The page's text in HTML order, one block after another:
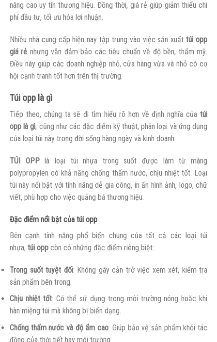
nâng cao uy tín thương hiệu. Đồng thời, giá rẻ giúp giảm thiểu chi
phí đầu tư, tối ưu hóa lợi nhuận.
Nhiều nhà cung cấp hiện nay tập trung vào việc sản xuấttúi opp
giá rẻ nhưng vẫn đảm bảo các tiêu chuẩn về độ bền, thẩm mỹ.
Điều này giúp các doanh nghiệp nhỏ, cửa hàng vừa và nhỏ có cơ
hội cạnh tranh tốt hơn trên thị trường.
Túi opp là gì
Tiếp theo, chúng ta sẽ đi tìm hiểu rõ hơn về định nghĩa của túi
opp là gì, cũng như các đặc điểm kỹ thuật, phân loại và ứng dụng
của loại túi này trong đời sống hàng ngày và kinh doanh.
TÚI OPPlà loại túi nhựa trong suốt được làm từ màng
polypropylen có khả năng chống thấm nước, chịu nhiệt tốt. Loại
túi này nổi bật với tính năng dễ gia công, in ấn hình ảnh, logo, chữ
viết, phù hợp cho việc quảng bá thương hiệu.
Đặc điểm nổi bật của túi opp
Bên cạnh tính năng phổ biến chung của tất cả các loại túi
nhựa, túi opp còn có những đặc điểm riêng biệt:
Trong suốt tuyệt đối: Không gây cản trở việc xem xét, kiểm tra
sản phẩm bên trong.
Chịu nhiệt tốt: Có thể sử dụng trong môi trường nóng hoặc khi
hàn miệng túi mà không bị biến dạng.
Chống thấm nước và độ ẩm cao: Giúp bảo vệ sản phẩm khỏi tác
động của thời tiết hay môi trường.